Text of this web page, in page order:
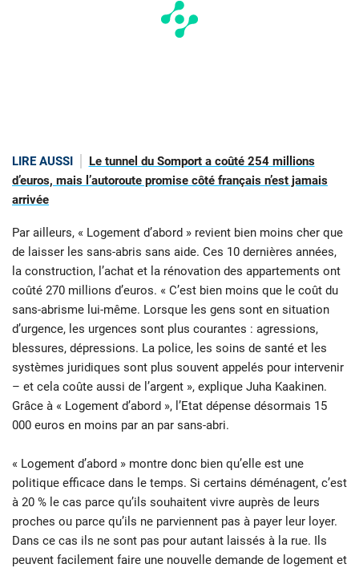
LIRE AUSSI
Le tunnel du Somport a coûté 254 millions
d’euros, mais l’autoroute promise côté français n’est jamais
arrivée
Par ailleurs, « Logement d’abord » revient bien moins cher que
de laisser les sans-abris sans aide. Ces 10 dernières années,
la construction, l’achat et la rénovation des appartements ont
coûté 270 millions d’euros. « C’est bien moins que le coût du
sans-abrisme lui-même. Lorsque les gens sont en situation
d’urgence, les urgences sont plus courantes : agressions,
blessures, dépressions. La police, les soins de santé et les
systèmes juridiques sont plus souvent appelés pour intervenir
– et cela coûte aussi de l’argent », explique Juha Kaakinen.
Grâce à « Logement d’abord », l’Etat dépense désormais 15
000 euros en moins par an par sans-abri.
« Logement d’abord » montre donc bien qu’elle est une
politique efficace dans le temps. Si certains déménagent, c’est
à 20 % le cas parce qu’ils souhaitent vivre auprès de leurs
proches ou parce qu’ils ne parviennent pas à payer leur loyer.
Dans ce cas ils ne sont pas pour autant laissés à la rue. Ils
peuvent facilement faire une nouvelle demande de logement et